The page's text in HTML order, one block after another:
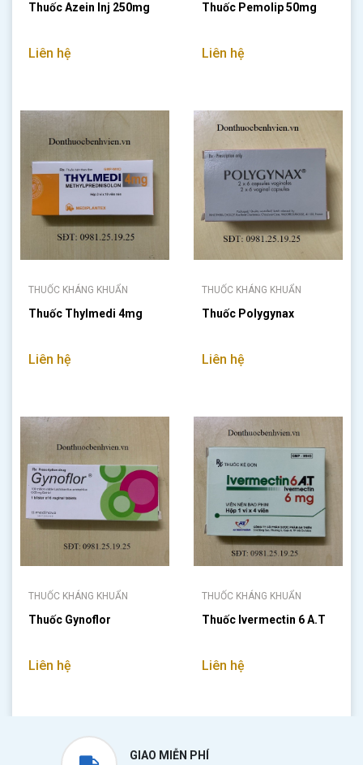
Thuốc Azein Inj 250mg
Liên hệ
Thuốc Pemolip 50mg
Liên hệ
THUỐC KHÁNG KHUẨN
Thuốc Thylmedi 4mg
Liên hệ
THUỐC KHÁNG KHUẨN
Thuốc Polygynax
Liên hệ
THUỐC KHÁNG KHUẨN
Thuốc Gynoflor
Liên hệ
THUỐC KHÁNG KHUẨN
Thuốc Ivermectin 6 A.T
Liên hệ
GIAO MIỄN PHÍ